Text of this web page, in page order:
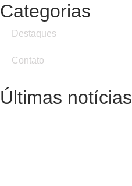
Categorias
Destaques
Contato
Últimas notícias